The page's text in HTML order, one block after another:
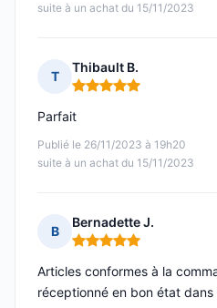
suite à un achat du 15/11/2023
T
Thibault B.
Note : 5 sur 5
Publié le 26/11/2023 à 19h20
suite à un achat du 15/11/2023
Parfait
B
Bernadette J.
Note : 5 sur 5
Articles conformes à la
réceptionné en bon état dans